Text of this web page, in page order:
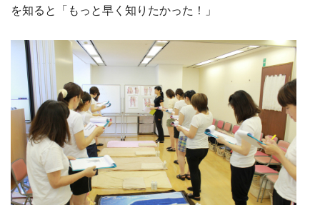
を知ると「もっと早く知りたかった！」